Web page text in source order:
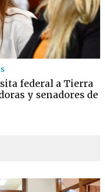
federal a Tierra
y senadores de